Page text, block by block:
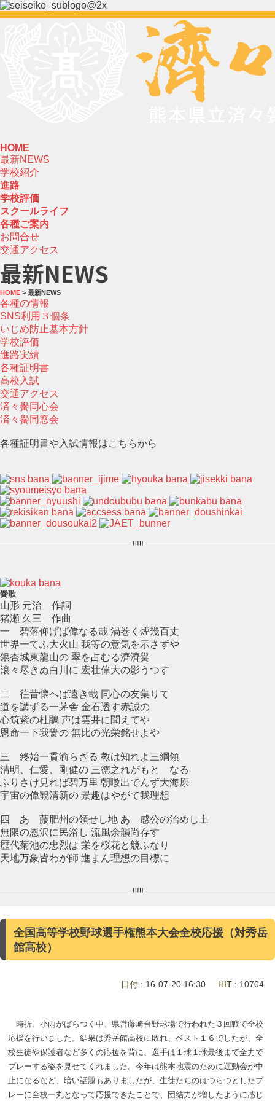
HOME
最新NEWS
学校紹介
進路
学校評価
スクールライフ
各種ご案内
お問合せ
交通アクセス
最新NEWS
HOME > 最新NEWS
各種の情報
SNS利用３個条
いじめ防止基本方針
学校評価
進路実績
各種証明書
高校入試
交通アクセス
済々黌同心会
済々黌同窓会
各種証明書や入試情報はこちらから
黌歌
山形 元治 作詞
猪瀬 久三 作曲
一 碧落仰げば偉なる哉 渦巻く煙幾百丈
世界一てふ大火山 我等の意気を示さずや
銀杏城東龍山の 翠を占むる濟濟黌
滾々尽きぬ白川に 宏壮偉大の影うつす
二 往昔懐へば遠き哉 同心の友集りて
道を講ずる一茅舎 金石透す赤誠の
心筑紫の杜鵑 声は雲井に聞えてや
恩命一下我黌の 無比の光栄銘せよや
三 終始一貫渝らざる 教は知れよ三綱領
清明、仁愛、剛健の 三徳之れがもとゝなる
ふりさけ見れば碧万里 朝暾出でんず大海原
宇宙の偉観清新の 景趣はやがて我理想
四 あゝ藤肥州の領せし地 あゝ感公の治めし土
無限の恩沢に民浴し 流風余韻尚存す
歴代菊池の忠烈は 栄を桜花と競ふなり
天地万象皆わが師 進まん理想の目標に
全国高等学校野球選手権熊本大会全校応援（対秀岳
館高校）
日付 : 16-07-20 16:30 HIT : 10704
時折、小雨がぱらつく中、県営藤崎台野球場で行われた３回戦で全校
応援を行いました。結果は秀岳館高校に敗れ、ベスト１６でしたが、全
校生徒や保護者など多くの応援を背に、選手は１球１球最後まで全力で
プレーする姿を見せてくれました。今年は熊本地震のために運動会が中
止になるなど、暗い話題もありましたが、生徒たちのはつらつとしたプ
レーに全校一丸となって応援できたことで、団結力が増したように感じ